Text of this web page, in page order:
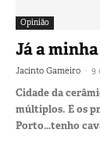
Opinião
Já a
Jacinto Gameiro - 9
Cidade da
múltiplos. E os
Porto…tenho